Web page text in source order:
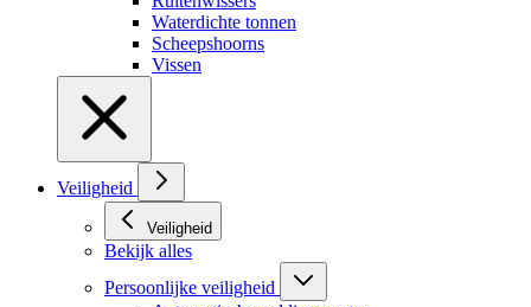
Waterdichte tonnen
Scheepshoorns
Vissen
Veiligheid
Veiligheid
Bekijk alles
Persoonlijke veiligheid